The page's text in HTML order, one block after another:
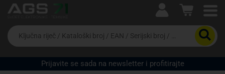
Ova postavka prilagođava asortiman proizvoda i
cijene vašim potrebama.
Da
biste
potražili
proizvod,
unesite
Prijavite se sada na newsletter i profitirajte